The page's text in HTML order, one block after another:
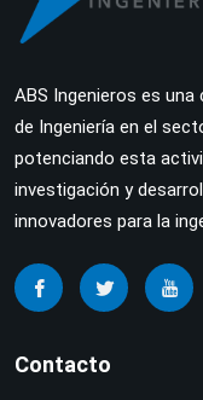
ABS Ingenieros es
de Ingeniería en el
potenciando esta
investigación y
innovadores para la
Contacto